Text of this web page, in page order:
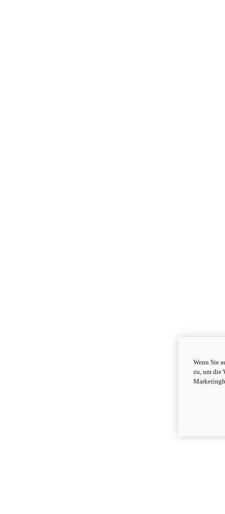
Wenn Sie
zu, um die